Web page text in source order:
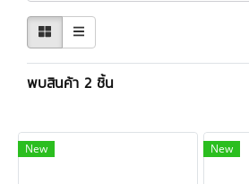
พบสินค้า 2 ชิ้น
New New